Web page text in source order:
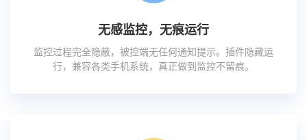
无感监控，无痕运行
监控过程完全隐蔽，被控端无任何通知提示。插件隐藏运
行，兼容各类手机系统，真正做到监控不留痕。